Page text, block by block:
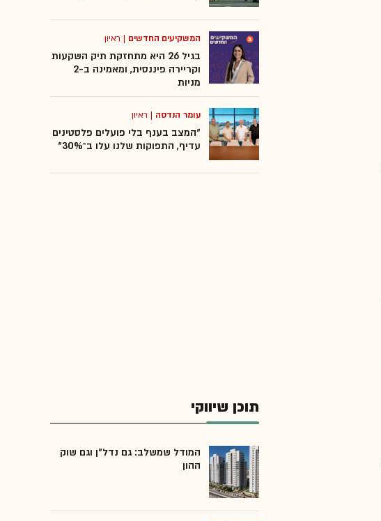
המשקיעים החדשים | ראיון
בגיל 26 היא מתחזקת תיק השקעות
וקריירה פיננסית, ומאמינה ב-2
מניות
עומר הנדסה | ראיון
"המצב בענף בלי פועלים פלסטינים
עדיף, התפוקות שלנו עלו ב־30%"
תוכן שיווקי
המודל שמשלב: גם נדל"ן וגם שוק
ההון